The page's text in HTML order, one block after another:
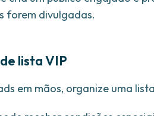
forem divulgadas.
lista VIP
em mãos, organize uma